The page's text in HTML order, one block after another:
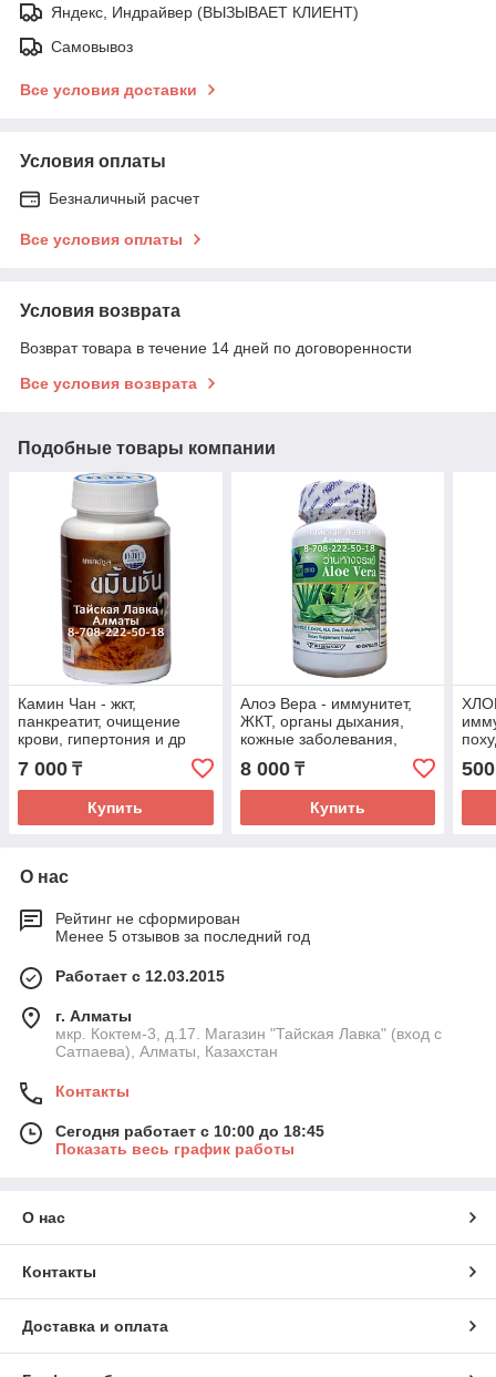
Яндекс, Индрайвер (ВЫЗЫВАЕТ КЛИЕНТ)
Самовывоз
Все условия доставки
Условия оплаты
Безналичный расчет
Все условия оплаты
Условия возврата
Возврат товара в течение 14 дней по договоренности
Все условия возврата
Подобные товары компании
Камин Чан - жкт,
панкреатит, очищение
крови, гипертония и др
7 000 ₸
Купить
Алоэ Вера - иммунитет,
ЖКТ, органы дыхания,
кожные заболевания,
ЦНС, сердечный ритм,
улучшает аппетит и др
8 000₸
Купить
500
О нас
Рейтинг не сформирован
Менее 5 отзывов за последний год
Работает с 12.03.2015
г. Алматы
мкр. Коктем-3, д.17. Магазин "Тайская Лавка" (вход с
Сатпаева), Алматы, Казахстан
Контакты
Сегодня работает с 10:00 до 18:45
Показать весь график работы
О нас
Контакты
Доставка и оплата